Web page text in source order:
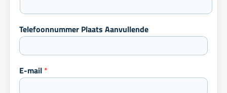
Telefoonnummer Plaats Aanvullende
E-mail *